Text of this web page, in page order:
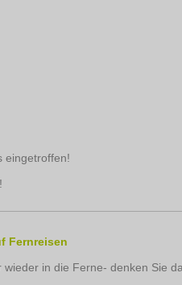
eingetroffen!
Fernreisen
in die Ferne- denken Sie